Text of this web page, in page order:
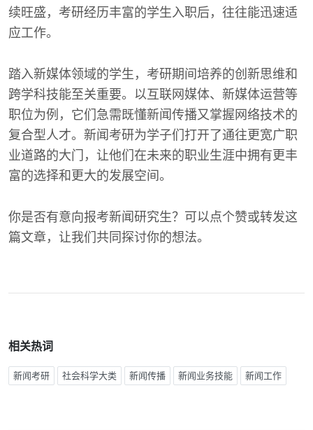
续旺盛，考研经历丰富的学生入职后，往往能迅速适
应工作。
踏入新媒体领域的学生，考研期间培养的创新思维和
跨学科技能至关重要。以互联网媒体、新媒体运营等
职位为例，它们急需既懂新闻传播又掌握网络技术的
复合型人才。新闻考研为学子们打开了通往更宽广职
业道路的大门，让他们在未来的职业生涯中拥有更丰
富的选择和更大的发展空间。
你是否有意向报考新闻研究生？可以点个赞或转发这
篇文章，让我们共同探讨你的想法。
相关热词
新闻考研 社会科学大类 新闻传播 新闻业务技能 新闻工作